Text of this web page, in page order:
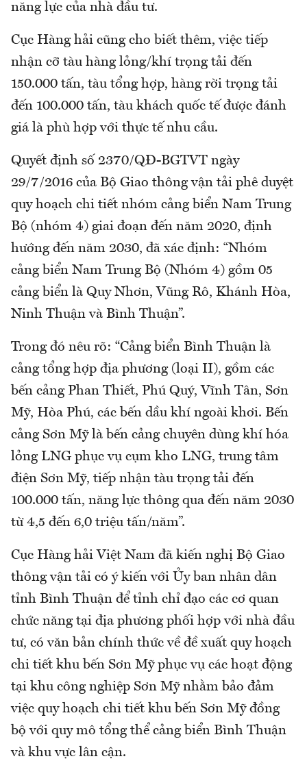
năng lực của nhà đầu tư.
Cục Hàng hải cũng cho biết thêm, việc tiếp
nhận cỡ tàu hàng lỏng/khí trọng tải đến
150.000 tấn, tàu tổng hợp, hàng rời trọng tải
đến 100.000 tấn, tàu khách quốc tế được đánh
giá là phù hợp với thực tế nhu cầu.
Quyết định số 2370/QĐ-BGTVT ngày
29/7/2016 của Bộ Giao thông vận tải phê duyệt
quy hoạch chi tiết nhóm cảng biển Nam Trung
Bộ (nhóm 4) giai đoạn đến năm 2020, định
hướng đến năm 2030, đã xác định: “Nhóm
cảng biển Nam Trung Bộ (Nhóm 4) gồm 05
cảng biển là Quy Nhơn, Vũng Rô, Khánh Hòa,
Ninh Thuận và Bình Thuận”.
Trong đó nêu rõ: “Cảng biển Bình Thuận là
cảng tổng hợp địa phương (loại II), gồm các
bến cảng Phan Thiết, Phú Quý, Vĩnh Tân, Sơn
Mỹ, Hòa Phú, các bến dầu khí ngoài khơi. Bến
cảng Sơn Mỹ là bến cảng chuyên dùng khí hóa
lỏng LNG phục vụ cụm kho LNG, trung tâm
điện Sơn Mỹ, tiếp nhận tàu trọng tải đến
100.000 tấn, năng lực thông qua đến năm 2030
từ 4,5 đến 6,0 triệu tấn/năm”.
Cục Hàng hải Việt Nam đã kiến nghị Bộ Giao
thông vận tải có ý kiến với Ủy ban nhân dân
tỉnh Bình Thuận để tỉnh chỉ đạo các cơ quan
chức năng tại địa phương phối hợp với nhà đầu
tư, có văn bản chính thức về đề xuất quy hoạch
chi tiết khu bến Sơn Mỹ phục vụ các hoạt động
tại khu công nghiệp Sơn Mỹ nhằm bảo đảm
việc quy hoạch chi tiết khu bến Sơn Mỹ đồng
bộ với quy mô tổng thể cảng biển Bình Thuận
và khu vực lân cận.